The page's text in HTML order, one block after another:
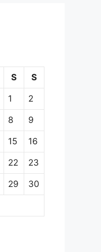
S S
1 2
8 9
15 16
22 23
29 30